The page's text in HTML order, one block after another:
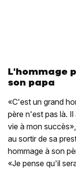
L'hommage
son papa
«C'est un grand
père n'est pas là.
vie à mon
au sortir de sa
hommage à son
«Je pense qu'il